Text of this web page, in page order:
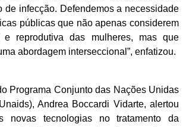
de infecção. Defendemos a necessidade
públicas que não apenas considerem
reprodutiva das mulheres, mas que
abordagem interseccional”, enfatizou.
Programa Conjunto das Nações Unidas
Andrea Boccardi Vidarte, alertou
novas tecnologias no tratamento da